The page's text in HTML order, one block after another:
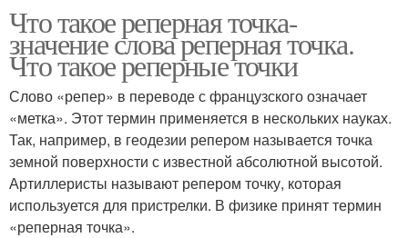
Что такое реперная точка-
значение слова реперная точка.
Что такое реперные точки
Слово «репер» в переводе с французского означает
«метка». Этот термин применяется в нескольких науках.
Так, например, в геодезии репером называется точка
земной поверхности с известной абсолютной высотой.
Артиллеристы называют репером точку, которая
используется для пристрелки. В физике принят термин
«реперная точка».